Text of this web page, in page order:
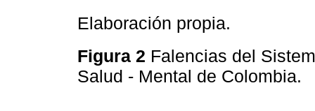
Elaboración propia.
Figura 2 Falencias del
Salud - Mental de Colombia.